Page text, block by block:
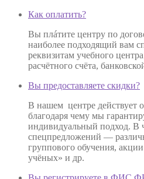
Как оплатить?
Вы плáтите центру по
наиболее подходящий вам
реквизитам учебного
расчётного счёта,
Вы предоставляете скидки?
В нашем центре действует
благодаря чему мы
индивидуальный подход. В
спецпредложений —
группового обучения,
учёных» и др.